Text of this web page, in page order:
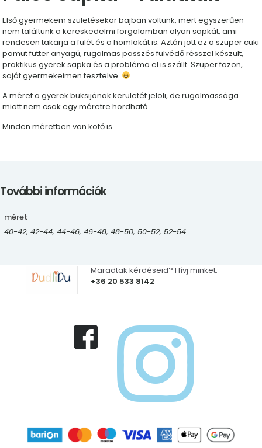
Első gyermekem születésekor bajban voltunk, mert egyszerűen
nem találtunk a kereskedelmi forgalomban olyan sapkát, ami
rendesen takarja a fülét és a homlokát is. Aztán jött ez a szuper cuki
pamut futter anyagú, rugalmas passzés fülvédő résszel készült,
praktikus gyerek sapka és a probléma el is szállt. Szuper fazon,
saját gyermekeimen tesztelve.
A méret a gyerek buksijának kerületét jelöli, de rugalmassága
miatt nem csak egy méretre hordható.
Minden méretben van kötő is.
További információk
méret
40-42, 42-44, 44-46, 46-48, 48-50, 50-52, 52-54
+36 20 533 8142
Maradtak kérdéseid? Hívj minket.